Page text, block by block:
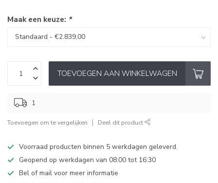
Maak een keuze: *
TOEVOEGEN AAN WINKELWAGEN
1
Toevoegen om te vergelijken Deel dit product
Voorraad producten binnen 5 werkdagen geleverd.
Geopend op werkdagen van 08:00 tot 16:30
Bel of mail voor meer informatie